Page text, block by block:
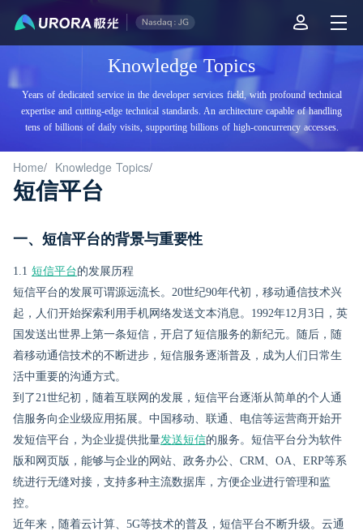
Knowledge Topics
Years of dedicated service in the developer services field, with profound technical
expertise and cutting-edge technical standards. An architecture capable of handling
tens of billions of daily visits, supporting billions of high-concurrency accesses.
Home/ Knowledge Topics/
短信平台
一、短信平台的背景与重要性
1.1 短信平台的发展历程
短信平台的发展可谓源远流长。20世纪90年代初，移动通信技术兴
起，人们开始探索利用手机网络发送文本消息。1992年12月3日，英
国发送出世界上第一条短信，开启了短信服务的新纪元。随后，随
着移动通信技术的不断进步，短信服务逐渐普及，成为人们日常生
活中重要的沟通方式。
到了21世纪初，随着互联网的发展，短信平台逐渐从简单的个人通
信服务向企业级应用拓展。中国移动、联通、电信等运营商开始开
发短信平台，为企业提供批量发送短信的服务。短信平台分为软件
版和网页版，能够与企业的网站、政务办公、CRM、OA、ERP等系
统进行无缝对接，支持多种主流数据库，方便企业进行管理和监
控。
近年来，随着云计算、5G等技术的普及，短信平台不断升级。云通